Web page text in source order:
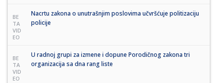
BE
TA
VID
EO
Nacrtu zakona o unutrašnjim poslovima učvršćuje politizaciju
policije
BE
TA
VID
EO
U radnoj grupi za izmene i dopune Porodičnog zakona tri
organizacija sa dna rang liste